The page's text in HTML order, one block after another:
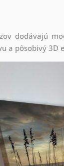
dodávajú
a pôsobivý 3D